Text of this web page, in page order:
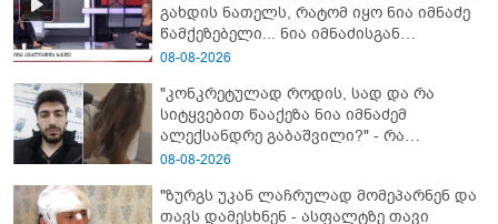
გახდის ნათელს, რატომ იყო ნია იმნაძე
წამქეზებელი... ნია იმნაძისგან
გამოსული ინფორმაციაა ეს" - რას
08-08-2026
"კონკრეტულად როდის, სად და რა
სიტყვებით წააქეზა ნია იმნაძემ
ალექსანდრე გაბაშვილი?" - რა
მიმართვას ავრცელებს ნია იმნაძის
08-08-2026
"ზურგს უკან ლაჩრულად მომეპარნენ და
თავს დამესხნენ - ასფალტზე თავი